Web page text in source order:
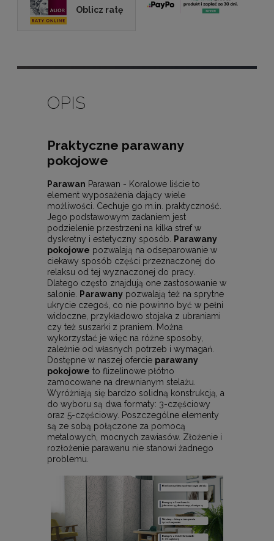
Oblicz ratę
OPIS
Praktyczne parawany
pokojowe
Parawan Parawan - Koralowe liście to
element wyposażenia dający wiele
możliwości. Cechuje go m.in. praktyczność.
Jego podstawowym zadaniem jest
podzielenie przestrzeni na kilka stref w
dyskretny i estetyczny sposób. Parawany
pokojowe pozwalają na odseparowanie w
ciekawy sposób części przeznaczonej do
relaksu od tej wyznaczonej do pracy.
Dlatego często znajdują one zastosowanie w
salonie. Parawany pozwalają też na sprytne
ukrycie czegoś, co nie powinno być w pełni
widoczne, przykładowo stojaka z ubraniami
czy też suszarki z praniem. Można
wykorzystać je więc na różne sposoby,
zależnie od własnych potrzeb i wymagań.
Dostępne w naszej ofercie parawany
pokojowe to flizelinowe płótno
zamocowane na drewnianym stelażu.
Wyróżniają się bardzo solidną konstrukcją, a
do wyboru są dwa formaty: 3-częściowy
oraz 5-częściowy. Poszczególne elementy
są ze sobą połączone za pomocą
metalowych, mocnych zawiasów. Złożenie i
rozłożenie parawanu nie stanowi żadnego
problemu.